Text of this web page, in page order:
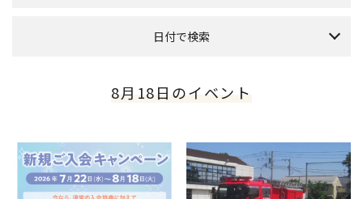
[西館1F]
ホワイトモール[南館6F]
フォレストガーデン[本館屋上]
PARK&TERRACE OSOTO[南館屋上]
日付で検索
2026年 8月
1
2
3 4 6 7
8
9
10 11 12 13 14
15
8月18日のイベント